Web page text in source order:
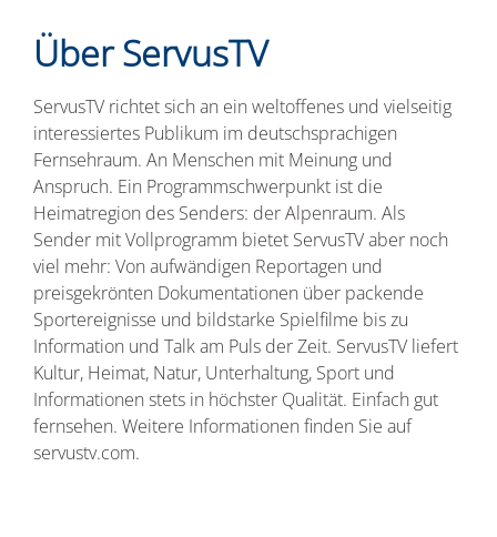
Über ServusTV
ServusTV richtet sich an ein weltoffenes und vielseitig
interessiertes Publikum im deutschsprachigen
Fernsehraum. An Menschen mit Meinung und
Anspruch. Ein Programmschwerpunkt ist die
Heimatregion des Senders: der Alpenraum. Als
Sender mit Vollprogramm bietet ServusTV aber noch
viel mehr: Von aufwändigen Reportagen und
preisgekrönten Dokumentationen über packende
Sportereignisse und bildstarke Spielfilme bis zu
Information und Talk am Puls der Zeit. ServusTV liefert
Kultur, Heimat, Natur, Unterhaltung, Sport und
Informationen stets in höchster Qualität. Einfach gut
fernsehen. Weitere Informationen finden Sie auf
servustv.com.